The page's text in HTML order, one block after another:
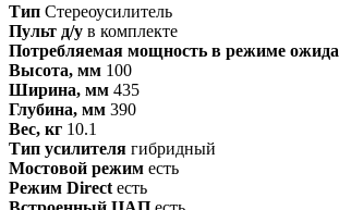
Тип Стереоусилитель
Пульт д/у в комплекте
Потребляемая мощность в режиме
Высота, мм 100
Ширина, мм 435
Глубина, мм 390
Вес, кг 10.1
Тип усилителя гибридный
Мостовой режим есть
Режим Direct есть